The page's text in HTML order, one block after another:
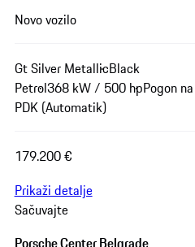
Novo vozilo
Gt Silver MetallicBlack
Petrol368 kW / 500 hpPogon
PDK (Automatik)
179.200 €
Prikaži detalje
Sačuvajte
Porsche Center Belgrade